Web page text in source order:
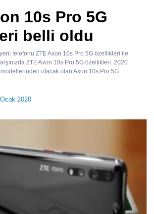
10s Pro 5G
belli oldu
telefonu ZTE Axon 10s Pro 5G özellikleri ile
ZTE Axon 10s Pro 5G özellikleri. 2020
modellerinden olacak olan Axon 10s Pro 5G
2020